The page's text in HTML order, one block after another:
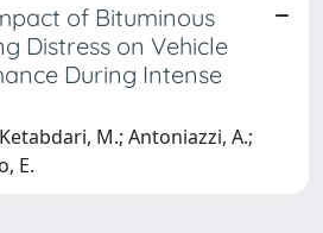
of Bituminous
Distress on Vehicle
During Intense
M.; Antoniazzi, A.;
E.